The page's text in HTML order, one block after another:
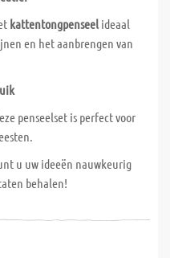
kattentongpenseelideaal
en het aanbrengen van
penseelset is perfect voor
u uw ideeën nauwkeurig
behalen!